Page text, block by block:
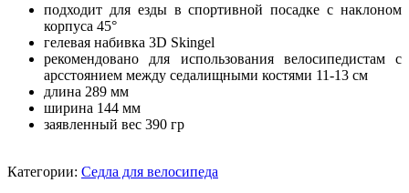
подходит для езды в спортивной посадке с наклоном
корпуса 45°
гелевая набивка 3D Skingel
рекомендовано для использования велосипедистам с
арсстоянием между седалищными костями 11-13 см
длина 289 мм
ширина 144 мм
заявленный вес 390 гр
Категории: Седла для велосипеда